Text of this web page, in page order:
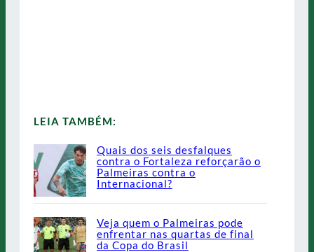
LEIA TAMBÉM:
Quais dos seis desfalques
contra o Fortaleza reforçarão o
Palmeiras contra o
Internacional?
Veja quem o Palmeiras pode
enfrentar nas quartas de final
da Copa do Brasil